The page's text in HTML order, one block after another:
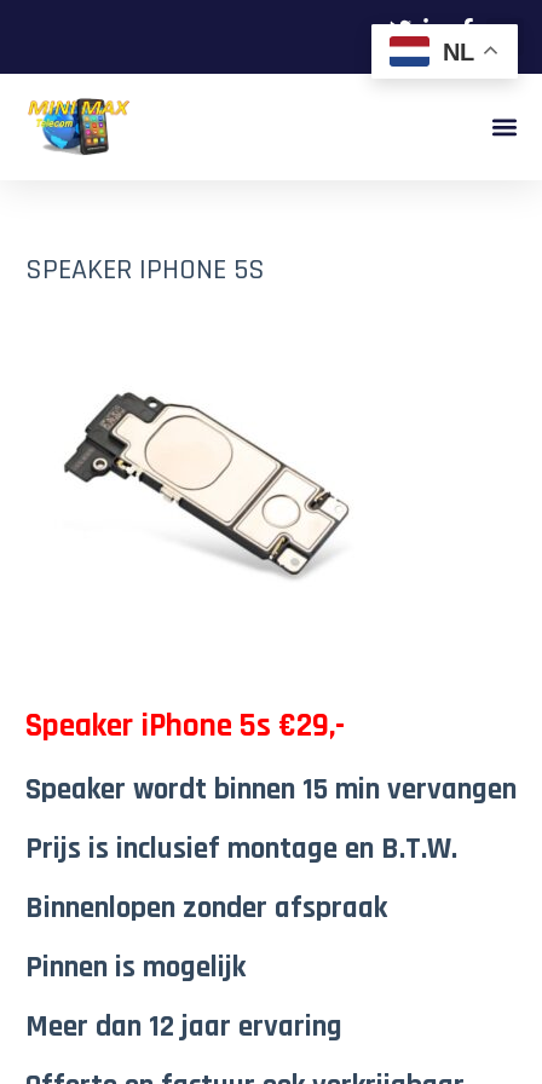
SPEAKER IPHONE 5S
Speaker iPhone 5s €29,-
Speaker wordt binnen 15 min vervangen
Prijs is inclusief montage en B.T.W.
Binnenlopen zonder afspraak
Pinnen is mogelijk
Meer dan 12 jaar ervaring
NL